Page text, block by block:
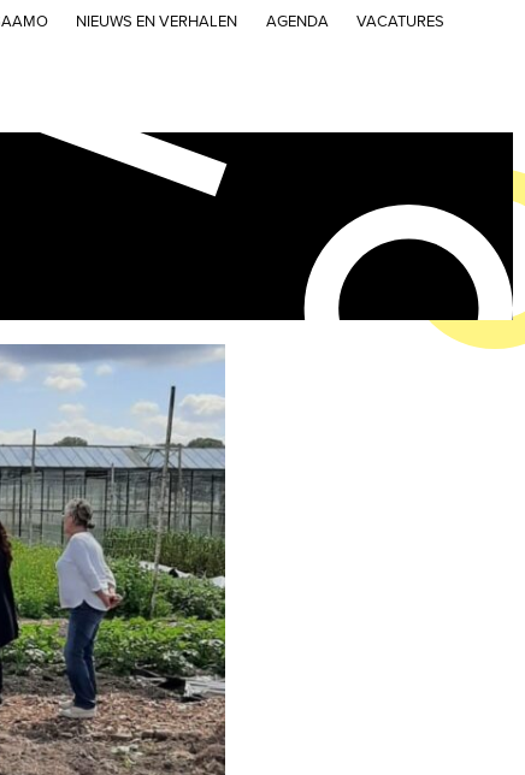
NIEUWS EN VERHALEN AGENDA VACATURES